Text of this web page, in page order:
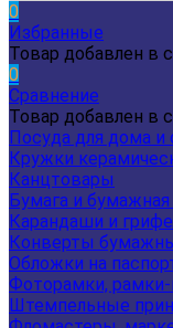
0
Избранные
Товар добавлен в
0
Сравнение
Товар добавлен в
Посуда для дома и
Кружки
Канцтовары
Бумага и бумажная
Карандаши и
Конверты
Обложки на
Фоторамки,
Штемпельные